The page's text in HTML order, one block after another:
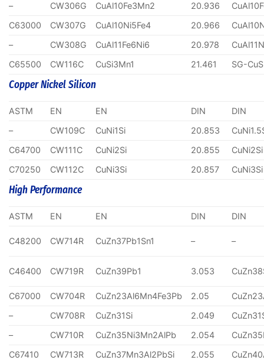
–
CW306G CuAl10Fe3Mn2 20.936
C63000
CW307G CuAl10Ni5Fe4 20.966
–
CW308G CuAl11Fe6Ni6 20.978
C65500
CW116C CuSi3Mn1 21.461 SG-
Copper Nickel Silicon
ASTM EN EN DIN
DIN
–
CW109C CuNi1Si 20.853
C64700
CW111C CuNi2Si 20.855
CuNi2Si
C70250
CW112C CuNi3Si 20.857 CuNi3Si
High Performance
ASTM EN EN DIN DIN
C48200 CW714R CuZn37Pb1Sn1 – –
C46400 CW719R CuZn39Pb1 3.053
C67000 CW704R CuZn23Al6Mn4Fe3Pb 2.05
–
CW708R CuZn31Si 2.049
–
CW710R CuZn35Ni3Mn2AlPb 2.054
C67410
CW713R CuZn37Mn3Al2PbSi 2.055